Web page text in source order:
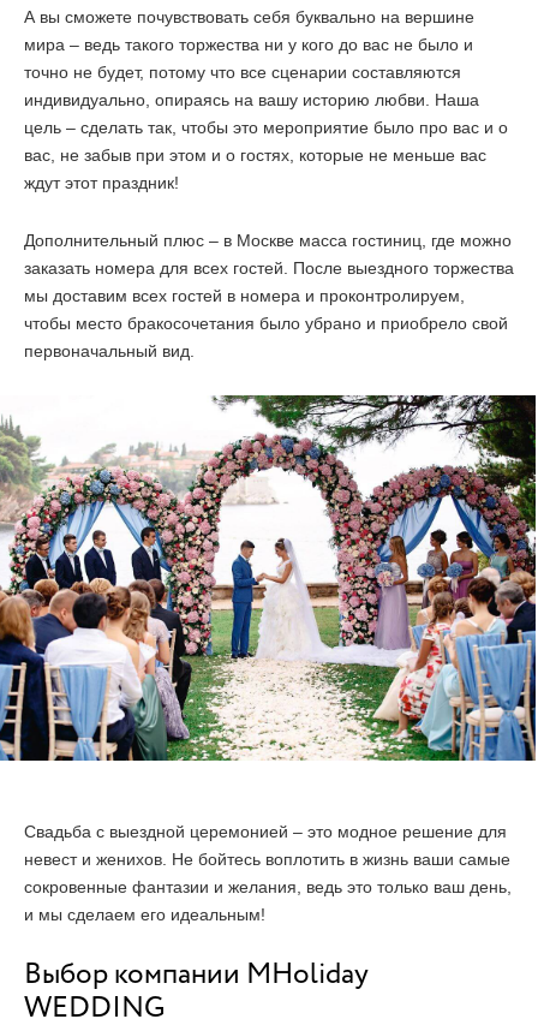
А вы сможете почувствовать себя буквально на вершине
мира – ведь такого торжества ни у кого до вас не было и
точно не будет, потому что все сценарии составляются
индивидуально, опираясь на вашу историю любви. Наша
цель – сделать так, чтобы это мероприятие было про вас и о
вас, не забыв при этом и о гостях, которые не меньше вас
ждут этот праздник!
Дополнительный плюс – в Москве масса гостиниц, где можно
заказать номера для всех гостей. После выездного торжества
мы доставим всех гостей в номера и проконтролируем,
чтобы место бракосочетания было убрано и приобрело свой
первоначальный вид.
Свадьба с выездной церемонией – это модное решение для
невест и женихов. Не бойтесь воплотить в жизнь ваши самые
сокровенные фантазии и желания, ведь это только ваш день,
и мы сделаем его идеальным!
Выбор компании MHoliday
WEDDING